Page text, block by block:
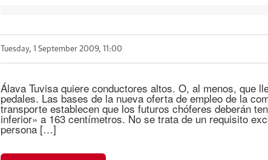
Tuesday, 1 September 2009, 11:00
Álava Tuvisa quiere conductores altos. O, al menos, que
pedales. Las bases de la nueva oferta de empleo de la
transporte establecen que los futuros chóferes deberán
inferior» a 163 centímetros. No se trata de un requisito
persona […]